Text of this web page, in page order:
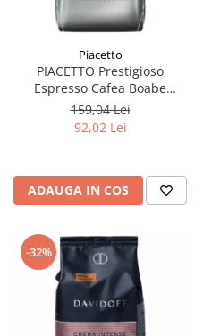
Piacetto
PIACETTO Prestigioso
Espresso Cafea Boabe
Espresso 1kg - (TDV
14.09.2026)
159,04 Lei
92,02 Lei
ADAUGA IN COS
-32%